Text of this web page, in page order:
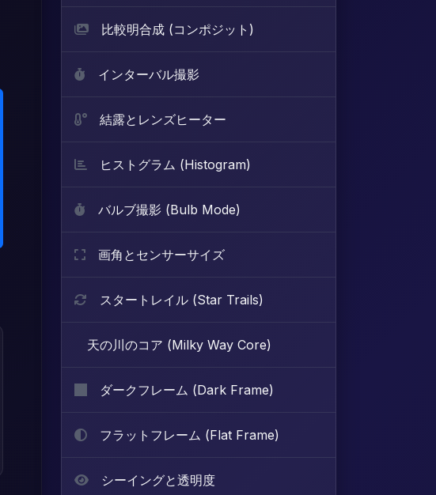
比較明合成 (コンポジット)
インターバル撮影
結露とレンズヒーター
ヒストグラム (Histogram)
バルブ撮影 (Bulb Mode)
画角とセンサーサイズ
スタートレイル (Star Trails)
天の川のコア (Milky Way Core)
ダークフレーム (Dark Frame)
フラットフレーム (Flat Frame)
シーイングと透明度